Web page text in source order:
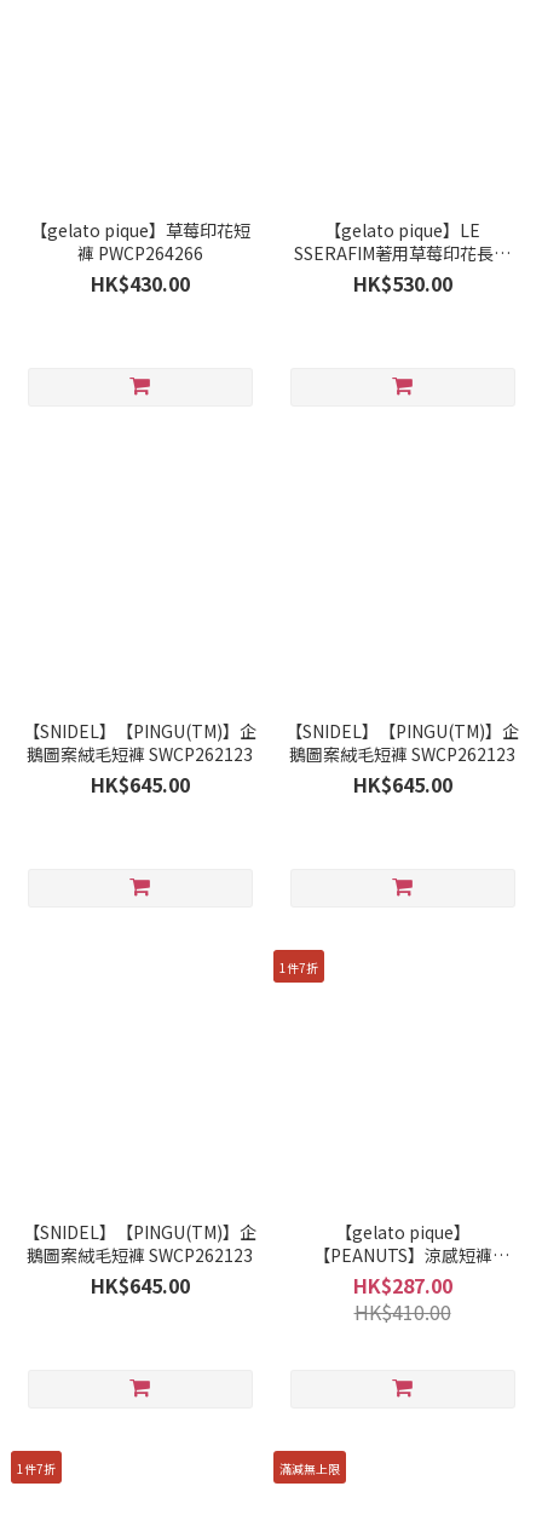
【gelato pique】草莓印花短
褲 PWCP264266
HK$430.00
【gelato pique】LE
SSERAFIM著用草莓印花長褲
PWCP264265
HK$530.00
【SNIDEL】【PINGU(TM)】企
鵝圖案絨毛短褲 SWCP262123
HK$645.00
【SNIDEL】【PINGU(TM)】企
鵝圖案絨毛短褲 SWCP262123
HK$645.00
【SNIDEL】【PINGU(TM)】企
鵝圖案絨毛短褲 SWCP262123
HK$645.00
1件7折
【gelato pique】
【PEANUTS】涼感短褲
PWCP262343
HK$287.00
HK$410.00
1件7折 滿減無上限